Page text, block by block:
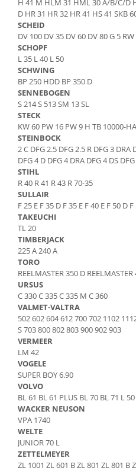
Filtre ulei motor
Prefiltru
Kituri de filtre
Capac filtru
Vaselina gresare
Filtru LPG
Filtru polen
Filtru aerisire
Produse Divinol
Ulei compresor
Ulei motor
Ulei hidraulic
Ulei transmisie
Ulei de frana
Uleiuri speciale
Consumabile service
Vaseline
Spray service
Scule service
Spray vopsea
Solutii Reparatii
Solutii intretinere
Pasta curatat mainile
Solutii indepartat uleiul
Piese cabina
Maneta schimbator
Chei
Maneta inversor
Maneta semnalizare
Stergatoare parbriz
Piese Foredil
Piese Fantuzzi
Piese Euromach
Piese ERF
Piese EGT
Piese Ebro
Piese Denyo
Piese Demag
Piese Clark Michigan
Piese Challenger
Piese Bucher Municipal
Piese Bruunet
Piese Boschung
Piese Bolinder-Munktell
Piese Boki
Piese Belloli
Piese Audureau
Piese Akerman
Pellenc
Piese Bimex
Piese Herkules
Piese Solaris
Piese Wirtgen
Piese MFH
Piese Laverda
Piese HSM
H 41 M HLM 31 HML 30 A/B/C/D
D HR 31 HR 32 HR 41 HS 41 SKB
SCHEID
DV 100 DV 35 DV 60 DV 80 G 5
SCHOPF
L 35 L 40 L 50
SCHWING
BP 250 HDD BP 350 D
SENNEBOGEN
S 214 S 513 SM 13 SL
STECK
KW 60 PW 16 PW 9 H TB 10000-
STEINBOCK
2 C DFG 2.5 DFG 2.5 R DFG 3 DRA
DFG 4 D DFG 4 DRA DFG 4 DS
STIHL
R 40 R 41 R 43 R 70-35
SULLAIR
F 25 E F 35 D F 35 E F 40 E F 50 D
TAKEUCHI
TL 20
TIMBERJACK
225 A 240 A
TORO
REELMASTER 350 D
URSUS
C 330 C 335 C 335 M C 360
VALMET-VALTRA
502 602 604 612 700 702 1102
S 703 800 802 803 900 902 903
VERMEER
LM 42
VOGELE
SUPER BOY 6.90
VOLVO
BL 61 BL 61 PLUS BL 70 BL 71 L 50
WACKER NEUSON
VPA 1740
WELTE
JUNIOR 70 L
ZETTELMEYER
ZL 1001 ZL 601 B ZL 801 ZL 801 B